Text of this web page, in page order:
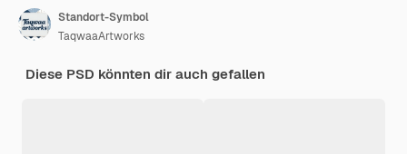
Standort-Symbol
TaqwaaArtworks
Diese PSD könnten dir auch gefallen